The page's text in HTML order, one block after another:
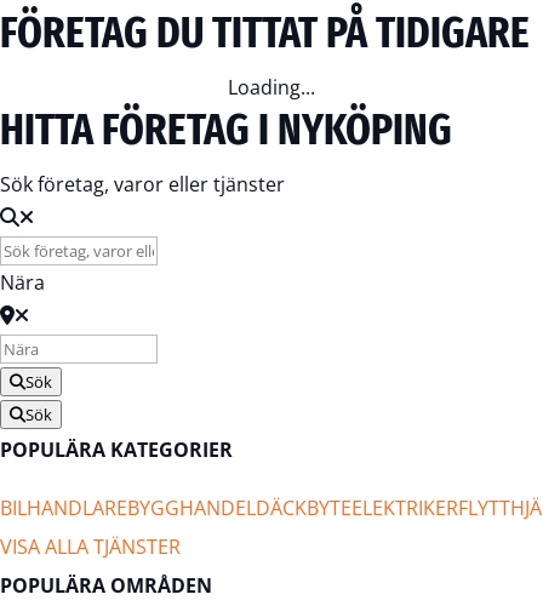
FÖRETAG DU TITTAT PÅ TIDIGARE
Loading...
HITTA FÖRETAG I NYKÖPING
Sök företag, varor eller tjänster
Nära
Sök
Sök
POPULÄRA KATEGORIER
BILHANDLAREBYGGHANDELDÄCKBYTEELEKTRIKER
VISA ALLA TJÄNSTER
POPULÄRA OMRÅDEN